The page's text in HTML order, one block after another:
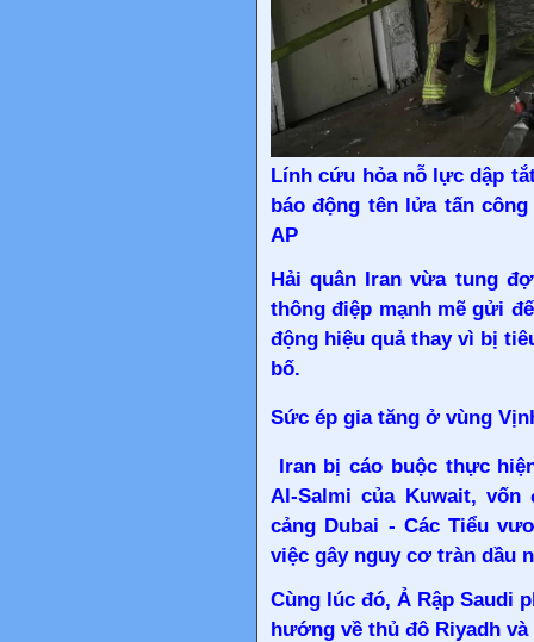
Lính cứu hỏa nỗ lực dập
báo động tên lửa tấn
AP
Hải quân Iran vừa tung
thông điệp mạnh mẽ gửi
động hiệu quả thay vì bị
bố.
Sức ép gia tăng ở vùng
Iran bị cáo buộc thực
Al-Salmi của Kuwait,
cảng Dubai - Các Tiểu
việc gây nguy cơ tràn dầu
Cùng lúc đó, Ả Rập Saudi
hướng về thủ đô Riyadh